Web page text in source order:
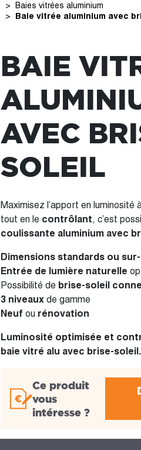
Baies vitrées aluminium
Baie vitrée aluminium avec
BAIE
AVEC
SOLEIL
Maximisez l’apport en luminosité
tout en le contrôlant, c’est
coulissante aluminium avec
Dimensions standards ou
Entrée de lumière naturelle
Possibilité de brise-soleil
3 niveaux de gamme
Neuf ou rénovation
Luminosité optimisée et
baie vitré alu avec brise-soleil.
Ce produit
vous
intéresse ?